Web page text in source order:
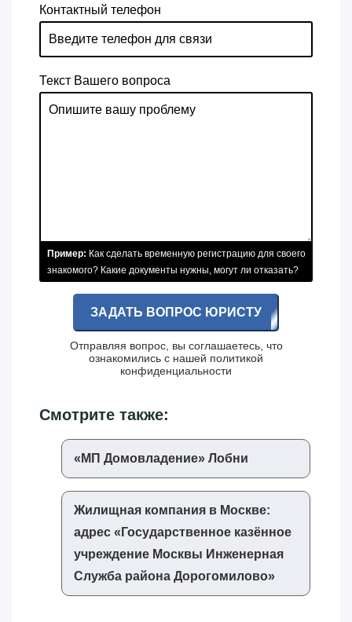
Контактный телефон
Текст Вашего вопроса
Пример: Как сделать временную регистрацию для своего
знакомого? Какие документы нужны, могут ли отказать?
ЗАДАТЬ ВОПРОС ЮРИСТУ
Отправляя вопрос, вы соглашаетесь, что
ознакомились с нашей политикой
конфиденциальности
Смотрите также:
«‎МП Домовладение»‎ Лобни
Жилищная компания в Москве:
адрес «‎Государственное казённое
учреждение Москвы Инженерная
Служба района Дорогомилово»‎